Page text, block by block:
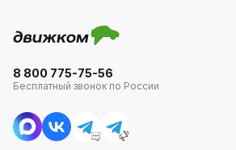
8 800 775-75-56
Бесплатный звонок по России